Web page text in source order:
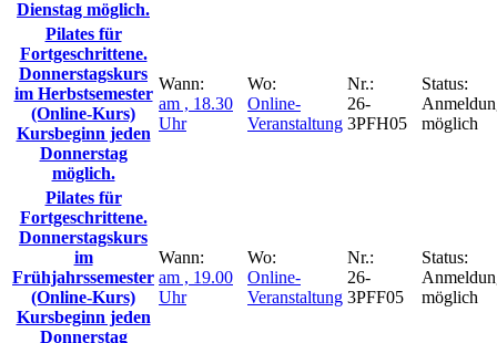
Dienstag möglich.
Pilates für
Fortgeschrittene.
Donnerstagskurs
im Herbstsemester
(Online-Kurs)
Kursbeginn jeden
Donnerstag
möglich.
Wann:
am , 18.30
Uhr
Wo:
Online-
Veranstaltung
Nr.:
26-
3PFH05
Status:
möglich
Pilates für
Fortgeschrittene.
Donnerstagskurs
im
Frühjahrssemester
(Online-Kurs)
Kursbeginn jeden
Donnerstag
Wann:
am , 19.00
Uhr
Wo:
Online-
Veranstaltung
Nr.:
26-
3PFF05
Status:
möglich